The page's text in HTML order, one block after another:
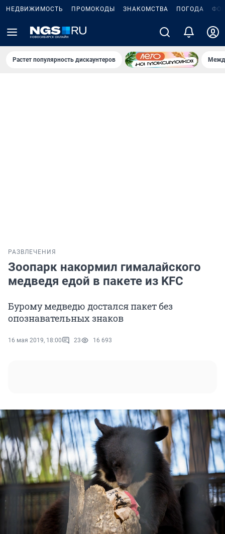
НЕДВИЖИМОСТЬ ПРОМОКОДЫ ЗНАКОМСТВА ПОГОДА
Растет популярность дискаунтеров
РАЗВЛЕЧЕНИЯ
Зоопарк накормил гималайского
медведя едой в пакете из KFC
Бурому медведю достался пакет без
опознавательных знаков
16 мая 2019, 18:00 23 16 693